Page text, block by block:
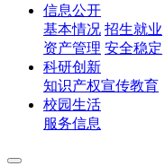
信息公开
基本情况 招生就业
资产管理 安全稳定
科研创新
知识产权宣传教育
校园生活
服务信息